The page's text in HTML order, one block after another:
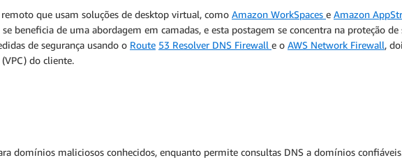
que usam soluções de desktop virtual, como Amazon WorkSpaces e Amazon AppS
beneficia de uma abordagem em camadas, e esta postagem se concentra na proteção
de segurança usando o Route 53 Resolver DNS Firewall e o AWS Network Firewall,
do cliente.
domínios maliciosos conhecidos, enquanto permite consultas DNS a domínios